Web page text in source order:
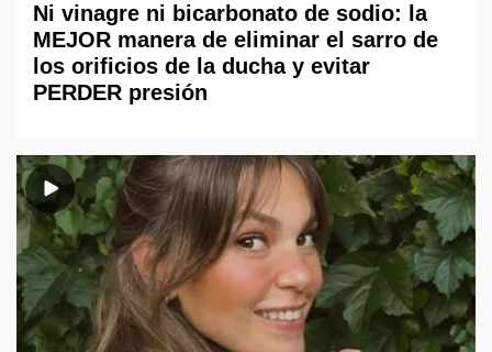
Ni vinagre ni bicarbonato de sodio: la
MEJOR manera de eliminar el sarro de
los orificios de la ducha y evitar
PERDER presión